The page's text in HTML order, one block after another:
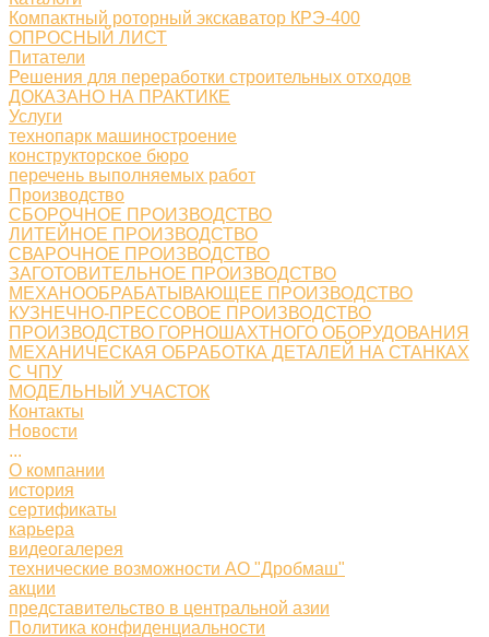
Компактный роторный экскаватор КРЭ-400
ОПРОСНЫЙ ЛИСТ
Питатели
Решения для переработки строительных отходов
ДОКАЗАНО НА ПРАКТИКЕ
Услуги
технопарк машиностроение
конструкторское бюро
перечень выполняемых работ
Производство
СБОРОЧНОЕ ПРОИЗВОДСТВО
ЛИТЕЙНОЕ ПРОИЗВОДСТВО
СВАРОЧНОЕ ПРОИЗВОДСТВО
ЗАГОТОВИТЕЛЬНОЕ ПРОИЗВОДСТВО
МЕХАНООБРАБАТЫВАЮЩЕЕ ПРОИЗВОДСТВО
КУЗНЕЧНО-ПРЕССОВОЕ ПРОИЗВОДСТВО
ПРОИЗВОДСТВО ГОРНОШАХТНОГО ОБОРУДОВАНИЯ
МЕХАНИЧЕСКАЯ ОБРАБОТКА ДЕТАЛЕЙ НА СТАНКАХ
С ЧПУ
МОДЕЛЬНЫЙ УЧАСТОК
Контакты
Новости
...
О компании
история
сертификаты
карьера
видеогалерея
технические возможности АО "Дробмаш"
акции
представительство в центральной азии
Политика конфиденциальности